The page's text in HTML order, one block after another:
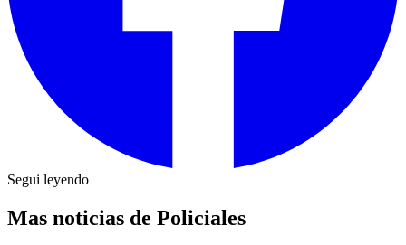
Segui leyendo
Mas noticias de Policiales